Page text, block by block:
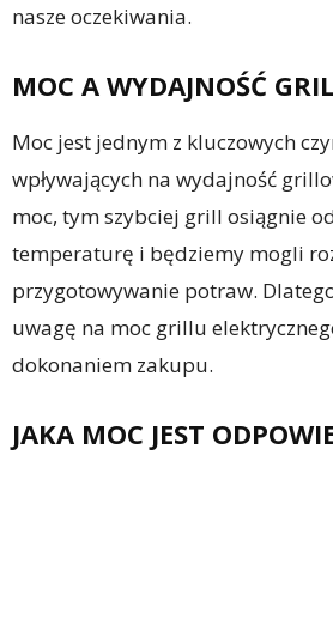
nasze oczekiwania.
MOC A WYDAJNOŚĆ
Moc jest jednym z kluczowych
wpływających na wydajność
moc, tym szybciej grill osiągnie
temperaturę i będziemy mogli
przygotowywanie potraw.
uwagę na moc grillu
dokonaniem zakupu.
JAKA MOC JEST